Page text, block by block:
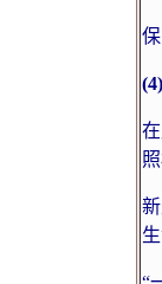
(4)